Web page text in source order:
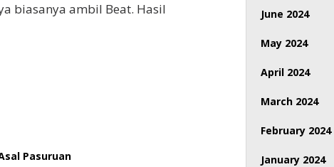
biasanya ambil Beat. Hasil
Pasuruan
June 2024
May 2024
April 2024
March 2024
February 2024
January 2024